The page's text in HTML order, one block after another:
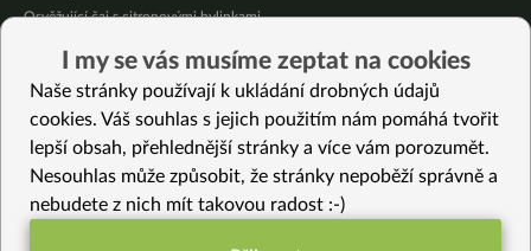
Osvěžující čaj s citronovými bylinkami
Čokoládové muffiny s mangovým krémem
Meruňky a jablka v citrónovém želé
Vybrané recepty
Drobenkový koláč s jablky a tofu tvarohem bez lepku
Květáková raita
I my se vás musíme zeptat na cookies
Naše stránky používají k ukládání drobných údajů
cookies. Váš souhlas s jejich použitím nám pomáhá tvořit
lepší obsah, přehlednější stránky a více vám porozumět.
Nesouhlas může způsobit, že stránky nepoběží správně a
nebudete z nich mít takovou radost :-)